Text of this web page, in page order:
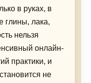
в руках, в
глины, лака,
нельзя
онлайн-
практики, и
не